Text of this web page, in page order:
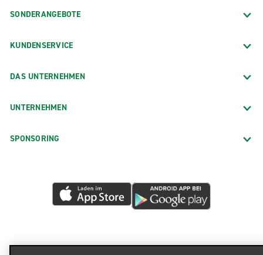
SONDERANGEBOTE
KUNDENSERVICE
DAS UNTERNEHMEN
UNTERNEHMEN
SPONSORING